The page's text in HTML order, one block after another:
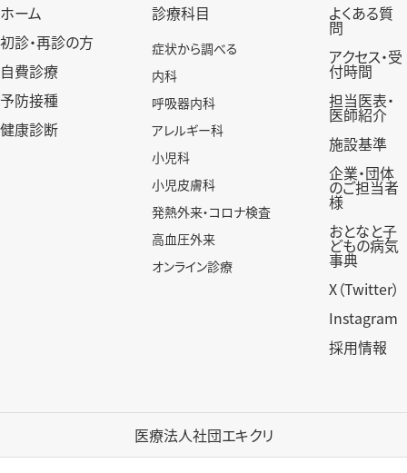
ホーム
初診・再診の方
自費診療
予防接種
健康診断
診療科目
症状から調べる
内科
呼吸器内科
アレルギー科
小児科
小児皮膚科
発熱外来・コロナ検査
高血圧外来
オンライン診療
よくある質
問
アクセス・受
付時間
担当医表・
医師紹介
施設基準
企業・団体
のご担当者
様
おとなと子
どもの病気
事典
X（Twitter）
Instagram
採用情報
医療法人社団エキクリ